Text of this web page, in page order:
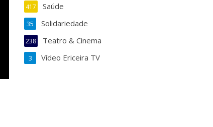
Saúde
417
Solidariedade
35
Teatro & Cinema
238
Vídeo Ericeira TV
3